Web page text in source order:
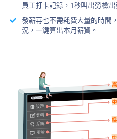
員工打卡記錄，1秒叫出勞檢出
發薪再也不需耗費大量的時間
況，一鍵算出本月薪資。